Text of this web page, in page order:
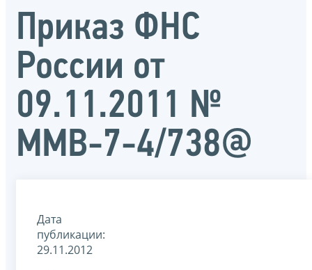
Приказ ФНС
России от
09.11.2011 №
ММВ-7-4/738@
Дата
публикации:
29.11.2012